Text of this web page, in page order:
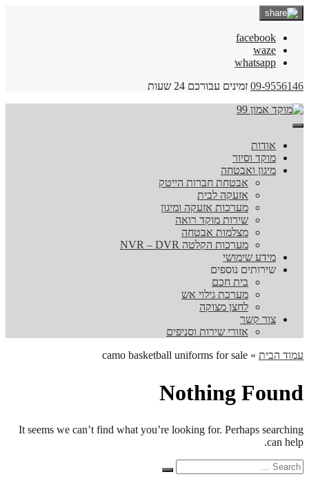
facebook
waze
whatsapp
09-9556146 זמינים עבורכם 24 שעות
אודות
מוקד וסיור
מיגון ואבטחה
אבטחת חברות הייטק
אזעקה לבית
מערכות אזעקה ומיגון
שירות מוקד רואה
מצלמות אבטחה
מערכות הקלטה NVR – DVR
מידע שימושי
שירותים נוספים
בית חכם
מערכת גילוי אש
לחצן מצוקה
צור קשר
אזורי שירות וסניפים
עמוד הבית »
camo basketball uniforms for sale
Nothing Found
It seems we can’t find what you’re looking for. Perhaps searching
can help.
Search
for:
Search